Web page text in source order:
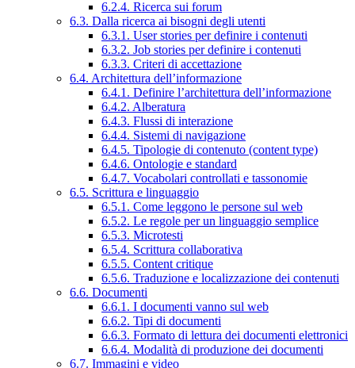
6.2.4. Ricerca sui forum
6.3. Dalla ricerca ai bisogni degli utenti
6.3.1. User stories per definire i contenuti
6.3.2. Job stories per definire i contenuti
6.3.3. Criteri di accettazione
6.4. Architettura dell’informazione
6.4.1. Definire l’architettura dell’informazione
6.4.2. Alberatura
6.4.3. Flussi di interazione
6.4.4. Sistemi di navigazione
6.4.5. Tipologie di contenuto (content type)
6.4.6. Ontologie e standard
6.4.7. Vocabolari controllati e tassonomie
6.5. Scrittura e linguaggio
6.5.1. Come leggono le persone sul web
6.5.2. Le regole per un linguaggio semplice
6.5.3. Microtesti
6.5.4. Scrittura collaborativa
6.5.5. Content critique
6.5.6. Traduzione e localizzazione dei contenuti
6.6. Documenti
6.6.1. I documenti vanno sul web
6.6.2. Tipi di documenti
6.6.3. Formato di lettura dei documenti elettronici
6.6.4. Modalità di produzione dei documenti
6.7. Immagini e video